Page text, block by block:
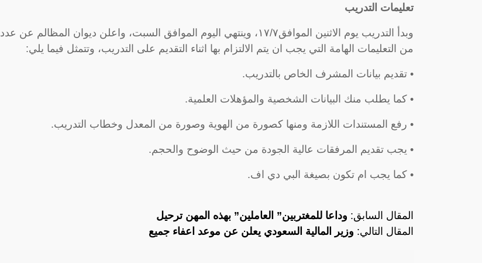
تعليمات التدريب
وبدأ التدريب يوم الاثنين الموافق١٧/٧، وينتهي اليوم الموافق السبت، واعلن ديوان المظالم عن عدد
من التعليمات الهامة التي يجب ان يتم الالتزام بها اثناء التقديم على التدريب، وتتمثل فيما يلي:
• تقديم بيانات المشرف الخاص بالتدريب.
• كما يطلب منك البيانات الشخصية والمؤهلات العلمية.
• رفع المستندات اللازمة ومنها كصورة من الهوية وصورة من المعدل وخطاب التدريب.
• يجب تقديم المرفقات عالية الجودة من حيث الوضوح والحجم.
• كما يجب ام تكون بصيغة البي دي اف.
المقال السابق: وداعا للمغتربين” العاملين” بهذه المهن ترحيل
المقال التالي: وزير المالية السعودي يعلن عن موعد اعفاء جميع